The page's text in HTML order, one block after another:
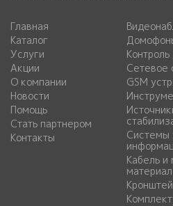
Главная
Каталог
Услуги
Акции
О компании
Новости
Помощь
Стать партнером
Контакты
Сетевое
GSM
Системы
Кабель
материал